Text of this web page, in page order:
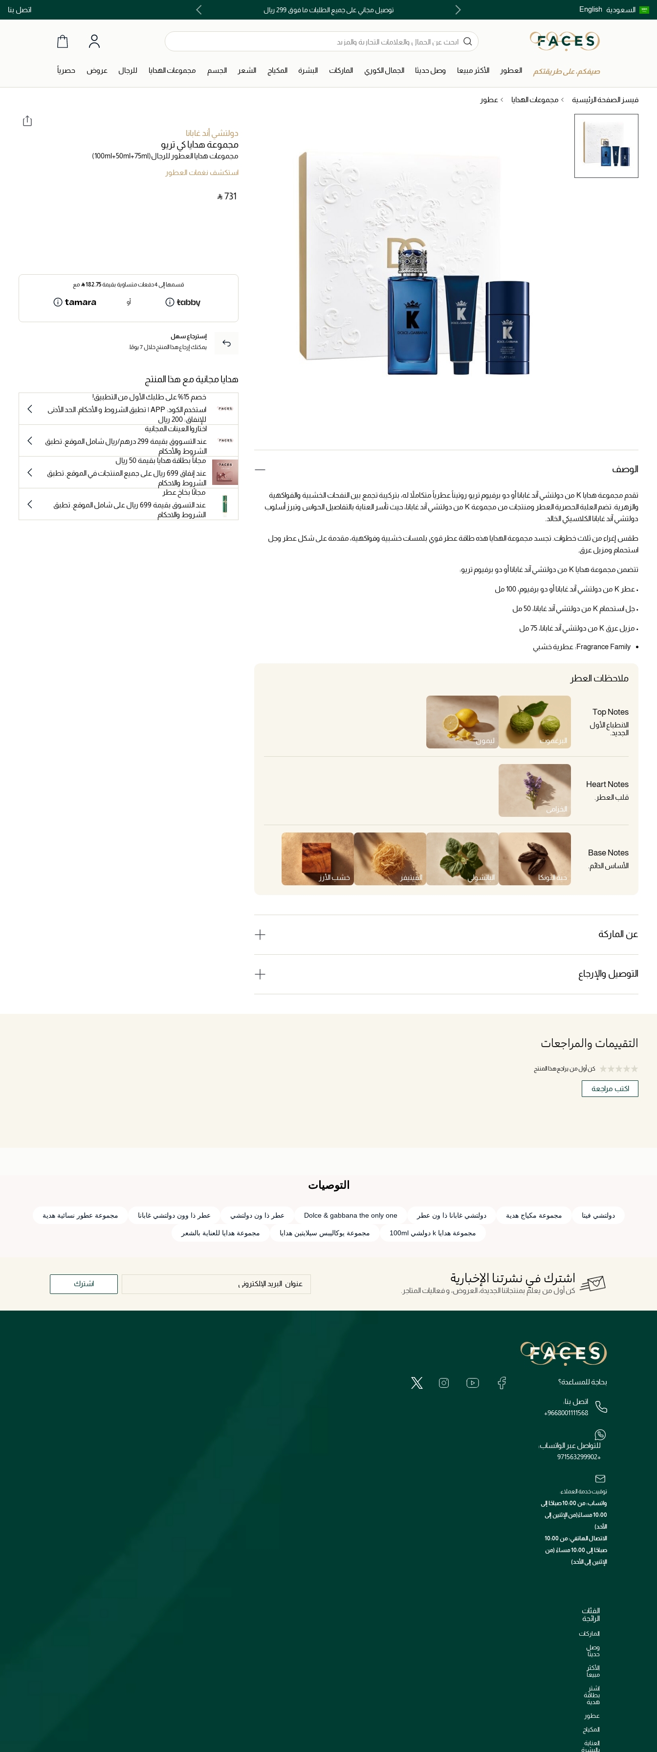
السعودية English اتصل بنااشتري الآن و ادفع لاحقاً مع تابي و تمارا! توصيل مجاني على جميع الطلبات ما فوق 299 ريال اكتشفوا خدمات الجمال المختارة بعناية
صيفكم، على طريقتكم العطور الأكثر مبيعا وصل حديثا الجمال الكوري الماركات البشرة المكياج الشعر الجسم مجموعات الهدايا للرجال عروض حصرياً
فيسز الصفحة الرئيسية مجموعات الهدايا عطور
الوصف
تقدم مجموعة هدايا K من دولتشي آند غابانا أو دو برفيوم تريو روتيناً عطرياً متكاملاً له، بتركيبة تجمع بين النفحات الخشبية والفواكهية
والزهرية. تضم العلبة الحصرية العطر ومنتجات من مجموعة K من دولتشي آند غابانا، حيث تأسر العناية بالتفاصيل الحواس وتبرز أسلوب
دولتشي آند غابانا الكلاسيكي الخالد.
طقس إغراء من ثلاث خطوات. تجسد مجموعة الهدايا هذه طاقة عطر قوي بلمسات خشبية وفواكهية، مقدمة على شكل عطر وجل
استحمام ومزيل عرق.
تتضمن مجموعة هدايا K من دولتشي آند غابانا أو دو برفيوم تريو:
• عطر K من دولتشي آند غابانا أو دو برفيوم، 100 مل
• جل استحمام K من دولتشي آند غابانا، 50 مل
• مزيل عرق K من دولتشي آند غابانا، 75 مل
ملاحظات العطر
Top Notes
الانطباع الأول
الجديد.
البرغموت
ليمون
Heart Notes
قلب العطر.
الخزامى
Base Notes
الأساس الدائم.
حبة التونكا
الباتشولي الفيتيفر خشب الأرز
Fragrance Family: عطرية خشبي
عن الماركة
التوصيل والإرجاع
دولتشي أند غابانا
مجموعة هدايا كي تريو
مجموعات هدايا العطور للرجال(100ml+50ml+75ml)
استكشف نغمات العطور
‎ ⃁ ⁦731⁩ ‎
قسمها إلى 4 دفعات متساوية بقيمة 182.75
⃁ مع
أو
إسترجاع سهل
يمكنك إرجاع هذا المنتج خلال 7 يومًا.
هدايا مجانية مع هذا المنتج
خصم 15% على طلبك الأول من التطبيق!
استخدم الكود: APP | تطبق الشروط و الأحكام. الحد الأدنى
للإنفاق: 200 ريال
اختاروا العينات المجانية
عند التسووق بقيمة 299 درهم/ريال شامل الموقع. تطبق
الشروط والأحكام
مجاناً بطاقة هدايا بقيمة 50 ريال
عند إنفاق 699 ريال على جميع المنتجات في الموقع. تطبق
الشروط والاحكام
مجانًا بخاخ عطر
عند التسوق بقيمة 699 ريال على شامل الموقع. تطبق
الشروط والاحكام
التقييمات والمراجعات
كن أول من يراجع هذا المنتج
اكتب مراجعة
التوصيات
دولتشي فيتا مجموعة مكياج هدية دولتشي غابانا ذا ون عطر Dolce & gabbana the only one عطر ذا ون دولتشي عطر ذا وون دولتشي غابانا مجموعة عطور نسائية هدية
مجموعة هدايا k دولشي 100ml مجموعة يوكاليبس سيلايتين هدايا مجموعة هدايا للعناية بالشعر
اشترك في نشرتنا الإخبارية
كن أول من يعلم بمنتجاتنا الجديدة، العروض، و فعاليات المتاجر.
اشترك
بحاجة للمساعدة؟
اتصل بنا:
+9668001111568
للتواصل عبر الواتساب:
+971563299902
توقيت خدمة العملاء:
واتساب: من 10:00 صباحًا إلى
10:00 مساءً(من الإثنين إلى
الأحد)
الاتصال الهاتفي: من 10:00
صباحًا إلى 10:00 مساءً (من
الإثنين إلى الأحد)
الفئات
الرائجة
الماركات
وصل
حديثاً
الأكثر
مبيعاً
اشترِ
بطاقة
هدية
عطور
المكياج
العناية
بالبشرة